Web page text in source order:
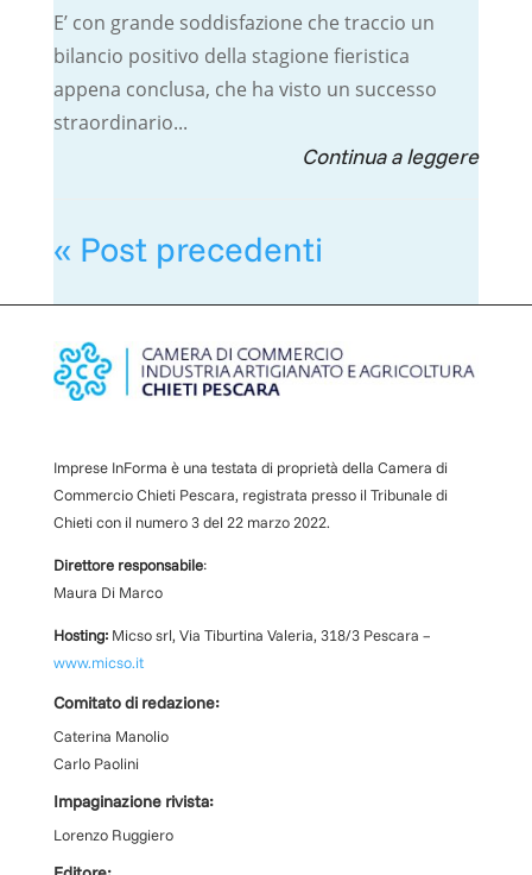
E’ con grande soddisfazione che traccio un
bilancio positivo della stagione fieristica
appena conclusa, che ha visto un successo
straordinario...
« Post precedenti
Imprese InForma è una testata di proprietà della Camera di
Commercio Chieti Pescara, registrata presso il Tribunale di
Chieti con il numero3del 22 marzo 2022.
Direttore responsabile:
Maura Di Marco
Hosting:Micso srl, Via Tiburtina Valeria, 318/3 Pescara –
www.micso.it
Comitato di redazione:
Caterina Manolio
Carlo Paolini
Impaginazione rivista:
Lorenzo Ruggiero